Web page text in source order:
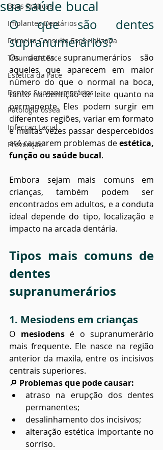
Boas Práticas
Implantes Dentários
Primeira Consulta Especializada
Trauma de Face
Estética da Face
Dentes Supranumerários
Patologia óssea
Infecção Facial
Prevenção
sua saúde bucal
O que são dentes
supranumerários?
Os dentes supranumerários são
aqueles que aparecem em maior
número do que o normal na boca,
tanto na dentição de leite quanto na
permanente. Eles podem surgir em
diferentes regiões, variar em formato
e muitas vezes passar despercebidos
até causarem problemas de estética,
função ou saúde bucal.
Embora sejam mais comuns em
crianças, também podem ser
encontrados em adultos, e a conduta
ideal depende do tipo, localização e
impacto na arcada dentária.
Tipos mais comuns de
dentes
supranumerários
1. Mesiodens em crianças
O mesiodens é o supranumerário
mais frequente. Ele nasce na região
anterior da maxila, entre os incisivos
centrais superiores.
🔎 Problemas que pode causar:
atraso na erupção dos dentes
permanentes;
desalinhamento dos incisivos;
alteração estética importante no
sorriso.